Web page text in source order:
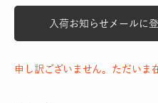
入荷お知らせメールに
申し訳ございません。ただいま